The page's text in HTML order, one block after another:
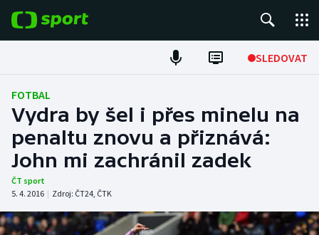
SLEDOVAT
Fotbal
Hokej
Tenis
Atletika
Cyklistika
FOTBAL
Vydra by šel i přes minelu na
penaltu znovu a přiznává:
John mi zachránil zadek
ČT sport
5. 4. 2016 | Zdroj: ČT24, ČTK